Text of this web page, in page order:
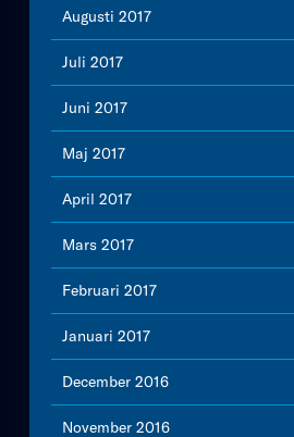
Augusti 2017
Juli 2017
Juni 2017
Maj 2017
April 2017
Mars 2017
Februari 2017
Januari 2017
December 2016
November 2016